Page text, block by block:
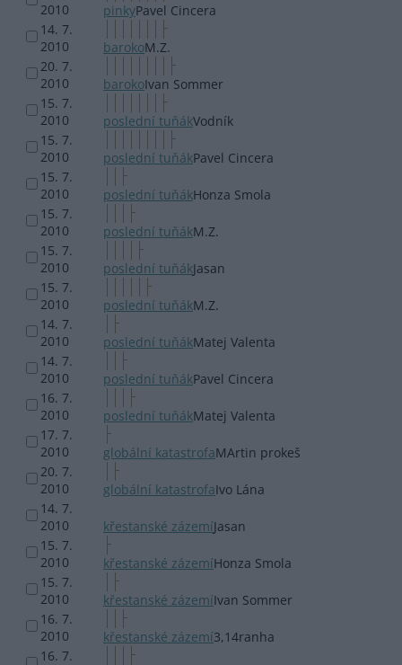
2010
pinkyPavel Cincera
14. 7.
2010
barokoM.Z.
20. 7.
2010
barokoIvan Sommer
15. 7.
2010
poslední tuňákVodník
15. 7.
2010
poslední tuňákPavel Cincera
15. 7.
2010
poslední tuňákHonza Smola
15. 7.
2010
poslední tuňákM.Z.
15. 7.
2010
poslední tuňákJasan
15. 7.
2010
poslední tuňákM.Z.
14. 7.
2010
poslední tuňákMatej Valenta
14. 7.
2010
poslední tuňákPavel Cincera
16. 7.
2010
poslední tuňákMatej Valenta
17. 7.
2010
globální katastrofaMArtin prokeš
20. 7.
2010
globální katastrofaIvo Lána
14. 7.
2010
křestanské zázemíJasan
15. 7.
2010
křestanské zázemíHonza Smola
15. 7.
2010
křestanské zázemíIvan Sommer
16. 7.
2010
křestanské zázemí3,14ranha
16. 7.